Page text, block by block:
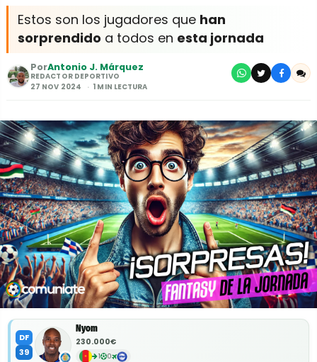
Estos son los jugadores que han
sorprendido a todos en esta jornada
PorAntonio J. Márquez
REDACTOR DEPORTIVO
27 NOV 2024
1 MIN LECTURA
DF
39
Nyom
230.000€
1 0